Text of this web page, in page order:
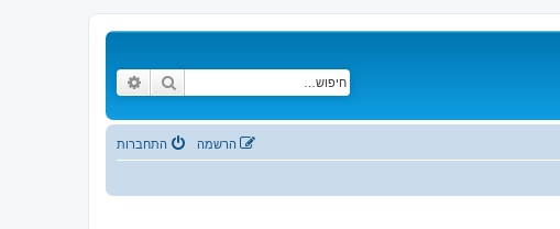
חיפוש
התחברות הרשמה